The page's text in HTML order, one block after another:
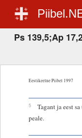
Ps 139,5;Ap
Eestikeelne Piibel 1997
5
Tagant ja eest
peale.